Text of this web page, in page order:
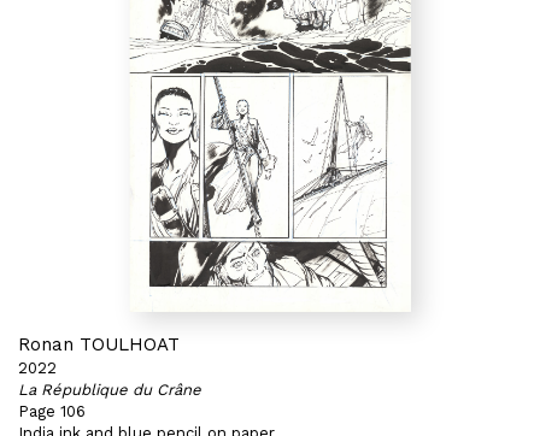
Ronan TOULHOAT
2022
La République du Crâne
Page 106